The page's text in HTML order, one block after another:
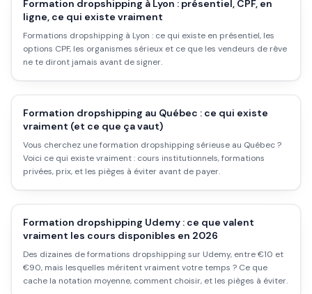
Formation dropshipping à Lyon : présentiel, CPF, en
ligne, ce qui existe vraiment
Formations dropshipping à Lyon : ce qui existe en présentiel, les
options CPF, les organismes sérieux et ce que les vendeurs de rêve
ne te diront jamais avant de signer.
Formation dropshipping au Québec : ce qui existe
vraiment (et ce que ça vaut)
Vous cherchez une formation dropshipping sérieuse au Québec ?
Voici ce qui existe vraiment : cours institutionnels, formations
privées, prix, et les pièges à éviter avant de payer.
Formation dropshipping Udemy : ce que valent
vraiment les cours disponibles en 2026
Des dizaines de formations dropshipping sur Udemy, entre €10 et
€90, mais lesquelles méritent vraiment votre temps ? Ce que
cache la notation moyenne, comment choisir, et les pièges à éviter.